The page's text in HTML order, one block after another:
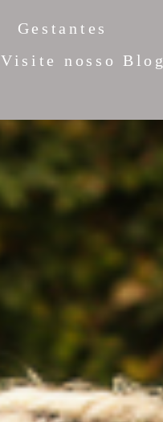
Gestantes
Visite nosso Blog